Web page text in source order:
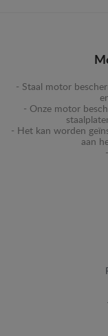
- Staal motor
- Onze motor
- Het kan worden
aan